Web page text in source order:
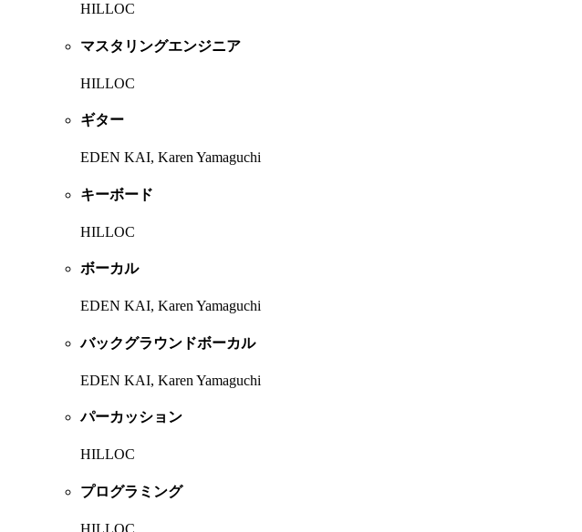
HILLOC
マスタリングエンジニア
HILLOC
ギター
EDEN KAI, Karen Yamaguchi
キーボード
HILLOC
ボーカル
EDEN KAI, Karen Yamaguchi
バックグラウンドボーカル
EDEN KAI, Karen Yamaguchi
パーカッション
HILLOC
プログラミング
HILLOC